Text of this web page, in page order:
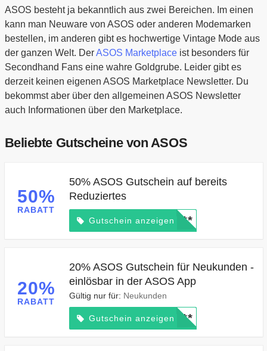
ASOS besteht ja bekanntlich aus zwei Bereichen. Im einen
kann man Neuware von ASOS oder anderen Modemarken
bestellen, im anderen gibt es hochwertige Vintage Mode aus
der ganzen Welt. DerASOS Marketplaceist besonders für
Secondhand Fans eine wahre Goldgrube. Leider gibt es
derzeit keinen eigenen ASOS Marketplace Newsletter. Du
bekommst aber über den allgemeinen ASOS Newsletter
auch Informationen über den Marketplace.
Beliebte Gutscheine von ASOS
50%
RABATT
50% ASOS Gutschein auf bereits
Reduziertes
Gutschein anzeigen*****
20%
RABATT
20% ASOS Gutschein für Neukunden -
einlösbar in der ASOS App
Gültig nur für: Neukunden
Gutschein anzeigen*****